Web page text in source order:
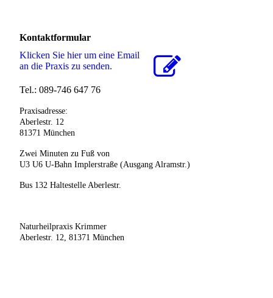
Kontaktformular
Klicken Sie hier um eine Email
an die Praxis zu senden.
Tel.: 089-746 647 76
Praxisadresse:
Aberlestr. 12
81371 München
Zwei Minuten zu Fuß von
U3 U6 U-Bahn Implerstraße (Ausgang Alramstr.)
Bus 132 Haltestelle Aberlestr.
Naturheilpraxis Krimmer
Aberlestr. 12, 81371 München